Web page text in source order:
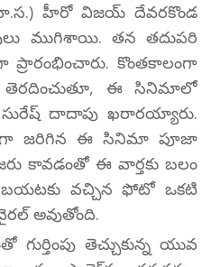
హీరో విజయ్ దేవరకొండ
ముగిశాయి. తన తదుపరి
కొంతకాలంగా
తెరదించుతూ, ఈ సినిమాలో
దాదాపు ఖరారయ్యారు.
జరిగిన ఈ సినిమా పూజా
కావడంతో ఈ వార్తకు బలం
బయటకు వచ్చిన ఫోటో ఒకటి
అవుతోంది.
తెచ్చుకున్న యువ